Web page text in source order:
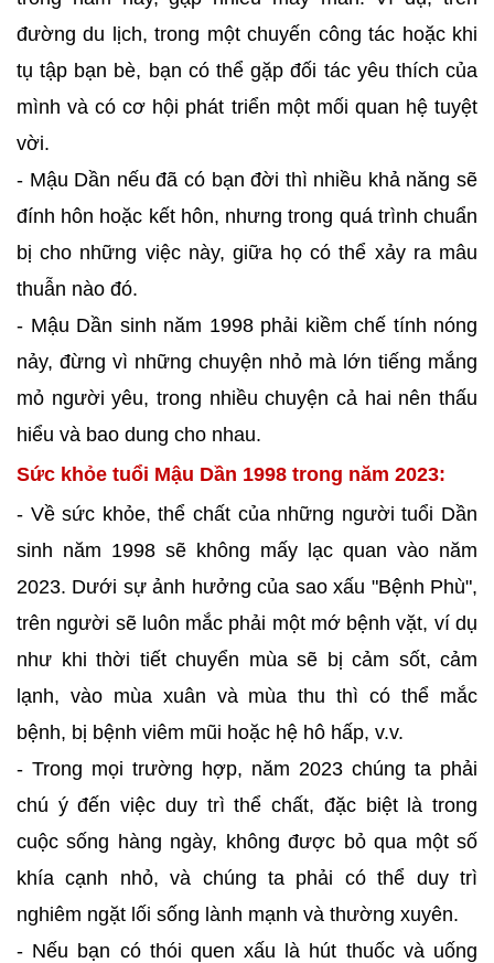
đường du lịch, trong một chuyến công tác hoặc khi
tụ tập bạn bè, bạn có thể gặp đối tác yêu thích của
mình và có cơ hội phát triển một mối quan hệ tuyệt
vời.
- Mậu Dần nếu đã có bạn đời thì nhiều khả năng sẽ
đính hôn hoặc kết hôn, nhưng trong quá trình chuẩn
bị cho những việc này, giữa họ có thể xảy ra mâu
thuẫn nào đó.
- Mậu Dần sinh năm 1998 phải kiềm chế tính nóng
nảy, đừng vì những chuyện nhỏ mà lớn tiếng mắng
mỏ người yêu, trong nhiều chuyện cả hai nên thấu
hiểu và bao dung cho nhau.
Sức khỏe tuổi Mậu Dần 1998 trong năm 2023:
- Về sức khỏe, thể chất của những người tuổi Dần
sinh năm 1998 sẽ không mấy lạc quan vào năm
2023. Dưới sự ảnh hưởng của sao xấu "Bệnh Phù",
trên người sẽ luôn mắc phải một mớ bệnh vặt, ví dụ
như khi thời tiết chuyển mùa sẽ bị cảm sốt, cảm
lạnh, vào mùa xuân và mùa thu thì có thể mắc
bệnh, bị bệnh viêm mũi hoặc hệ hô hấp, v.v.
- Trong mọi trường hợp, năm 2023 chúng ta phải
chú ý đến việc duy trì thể chất, đặc biệt là trong
cuộc sống hàng ngày, không được bỏ qua một số
khía cạnh nhỏ, và chúng ta phải có thể duy trì
nghiêm ngặt lối sống lành mạnh và thường xuyên.
- Nếu bạn có thói quen xấu là hút thuốc và uống